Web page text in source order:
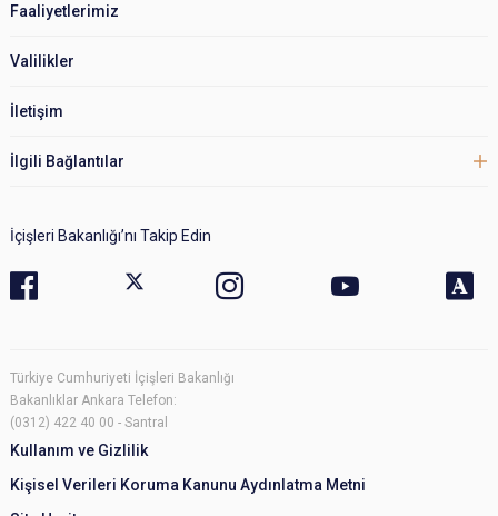
Faaliyetlerimiz
Valilikler
İletişim
İlgili Bağlantılar
İçişleri Bakanlığı’nı Takip Edin
Türkiye Cumhuriyeti İçişleri Bakanlığı
Bakanlıklar Ankara Telefon:
(0312) 422 40 00 - Santral
Kullanım ve Gizlilik
Kişisel Verileri Koruma Kanunu Aydınlatma Metni